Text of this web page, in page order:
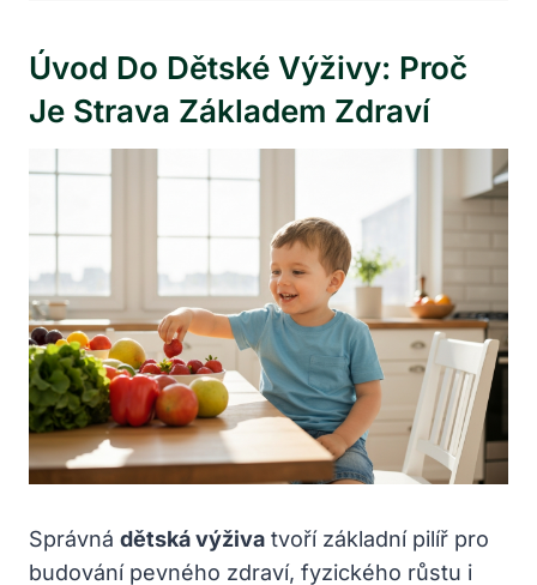
Úvod Do Dětské Výživy: Proč
Je Strava Základem Zdraví
Správná dětská výživa tvoří základní pilíř pro
budování pevného zdraví, fyzického růstu i